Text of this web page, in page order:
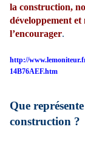
la construction,
développement
l’encourager.
http://
14B76AEF.htm
Que
construction ?